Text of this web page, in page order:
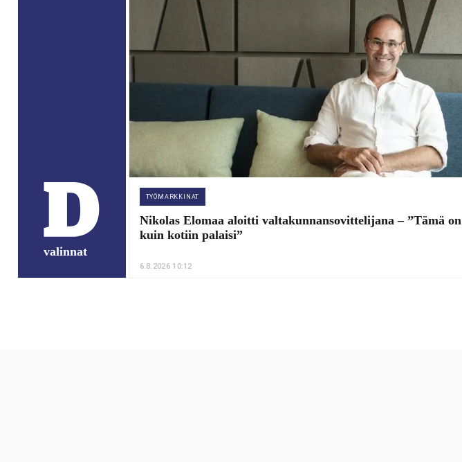
valinnat
TYÖMARKKINAT
Nikolas Elomaa aloitti valtakunnansovittelijana – ”Tämä on
kuin kotiin palaisi”
6.8.2026 10:12